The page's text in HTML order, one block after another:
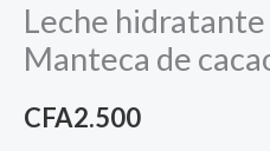
Leche
Manteca de
CFA2.500